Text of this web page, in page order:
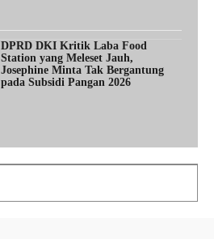
DPRD DKI Kritik Laba Food
Station yang Meleset Jauh,
Josephine Minta Tak Bergantung
pada Subsidi Pangan 2026